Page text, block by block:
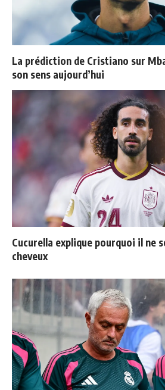
La prédiction de Cristiano sur
son sens aujourd’hui
Cucurella explique pourquoi il ne
cheveux